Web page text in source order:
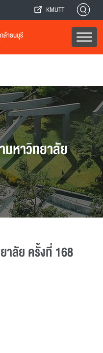
KMUTT
ล้าธนบุรี
มหาวิทยาลัย
าลัย ครั้งที่ 168